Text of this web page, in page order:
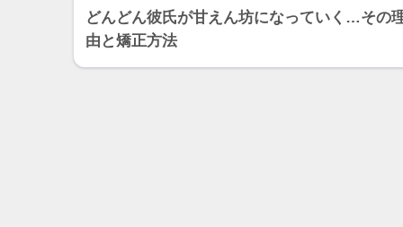
どんどん彼氏が甘えん坊になっていく…その
由と矯正方法